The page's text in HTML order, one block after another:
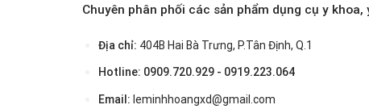
Chuyên phân phối các sản phẩm dụng cụ y khoa,
Địa chỉ: 404B Hai Bà Trưng, P.Tân Định, Q.1
Hotline: 0909.720.929 - 0919.223.064
Email: leminhhoangxd@gmail.com